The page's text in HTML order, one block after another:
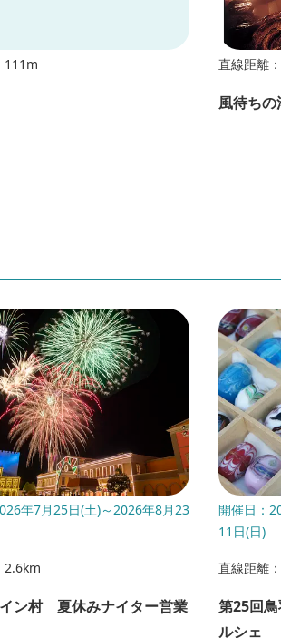
111m 直線距離
風待ち
年7月25日(土)～2026年8月23
2.6km
ン村 夏休みナイター営業
開催日：
11日(日)
直線距離
第25回
ルシェ